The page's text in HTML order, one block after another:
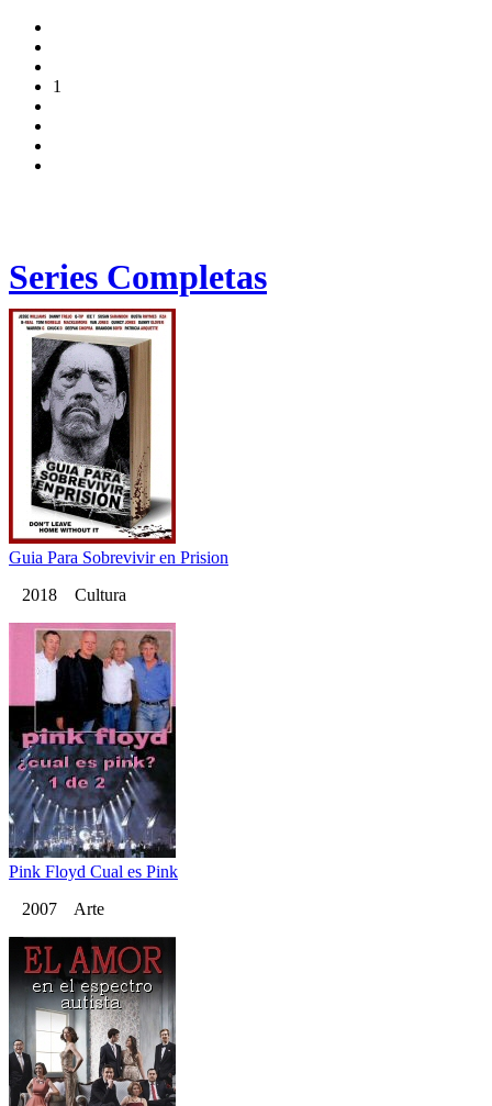
1
Series Completas
Guia Para Sobrevivir en Prision
2018 Cultura
Pink Floyd Cual es Pink
2007 Arte